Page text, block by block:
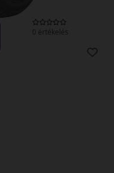
0 értékelés